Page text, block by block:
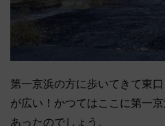
第一京浜の方に歩いてきて東
が広い！かつてはここに第一
あったのでしょう。